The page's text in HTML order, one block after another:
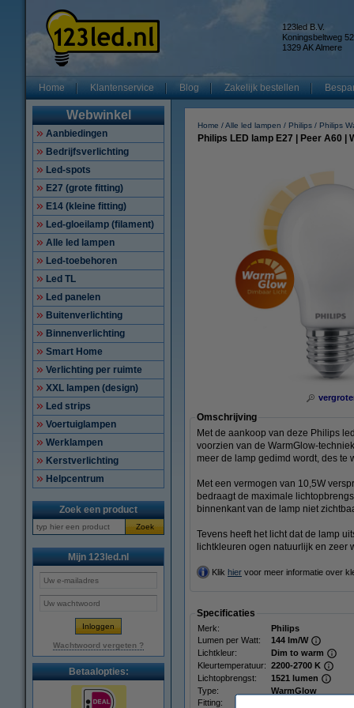
123led B.V.
Koningsbeltweg 52
1329 AK Almere
Home Klantenservice Blog Zakelijk bestellen
Webwinkel
Aanbiedingen
Bedrijfsverlichting
Led-spots
E27 (grote fitting)
E14 (kleine fitting)
Led-gloeilamp (filament)
Alle led lampen
Led-toebehoren
Led TL
Led panelen
Buitenverlichting
Binnenverlichting
Smart Home
Verlichting per ruimte
XXL lampen (design)
Led strips
Voertuiglampen
Werklampen
Kerstverlichting
Helpcentrum
Zoek een product
Zoek
Mijn 123led.nl
Wachtwoord vergeten ?
Betaalopties:
Home Alle led lampen Philips Philips
Philips LED lamp E27 | Peer A60 |
Omschrijving
Met de aankoop van deze Philips
voorzien van de WarmGlow-
meer de lamp gedimd wordt, des te
Met een vermogen van 10,5W
bedraagt de maximale
binnenkant van de lamp niet
Tevens heeft het licht dat de lamp
lichtkleuren ogen natuurlijk en zeer
Klik hier voor meer informatie over
Specificaties
Merk: Philips
Lumen per Watt:
144 lm/W
Lichtkleur:
Dim to warm
Kleurtemperatuur: 2200-2700 K
Lichtopbrengst:
1521 lumen
Type:
WarmGlow
Fitting: